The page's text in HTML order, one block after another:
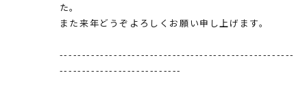
た。
また来年どうぞよろしくお願い申し上げます。
----------------------------------------------------
---------------------------